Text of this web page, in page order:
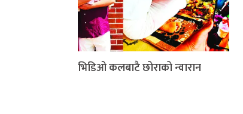
भिडिओ कलबाटै छोराको न्वारान